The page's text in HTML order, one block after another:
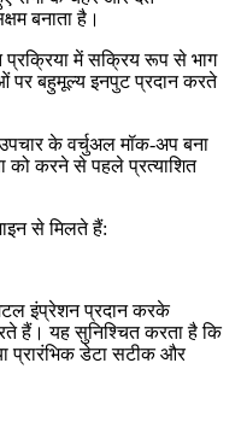
बनाता है।
प्रक्रिया में सक्रिय रूप से भाग
पर बहुमूल्य इनपुट प्रदान करते
के वर्चुअल मॉक-अप बना
को करने से पहले प्रत्याशित
से मिलते हैं:
इंप्रेशन प्रदान करके
हैं। यह सुनिश्चित करता है कि
प्रारंभिक डेटा सटीक और